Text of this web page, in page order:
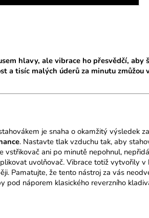
hlavy, ale vibrace ho přesvědčí, aby
a tisíc malých úderů za minutu zmůžou
je snaha o okamžitý výsledek
. Nastavte tlak vzduchu tak, aby
vstřikovač ani po minutě nepohnul,
uvolňovač. Vibrace totiž vytvořily v
Pamatujte, že tento nástroj za vás
pod náporem klasického reverzního